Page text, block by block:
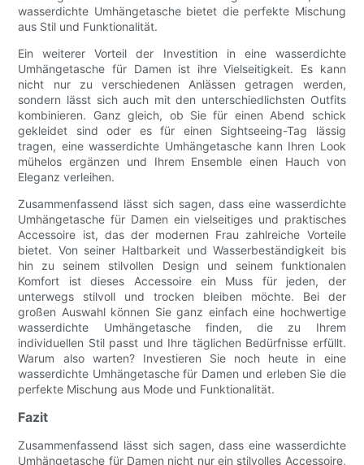
wasserdichte Umhängetasche bietet die perfekte Mischung
aus Stil und Funktionalität.
Ein weiterer Vorteil der Investition in eine wasserdichte
Umhängetasche für Damen ist ihre Vielseitigkeit. Es kann
nicht nur zu verschiedenen Anlässen getragen werden,
sondern lässt sich auch mit den unterschiedlichsten Outfits
kombinieren. Ganz gleich, ob Sie für einen Abend schick
gekleidet sind oder es für einen Sightseeing-Tag lässig
tragen, eine wasserdichte Umhängetasche kann Ihren Look
mühelos ergänzen und Ihrem Ensemble einen Hauch von
Eleganz verleihen.
Zusammenfassend lässt sich sagen, dass eine wasserdichte
Umhängetasche für Damen ein vielseitiges und praktisches
Accessoire ist, das der modernen Frau zahlreiche Vorteile
bietet. Von seiner Haltbarkeit und Wasserbeständigkeit bis
hin zu seinem stilvollen Design und seinem funktionalen
Komfort ist dieses Accessoire ein Muss für jeden, der
unterwegs stilvoll und trocken bleiben möchte. Bei der
großen Auswahl können Sie ganz einfach eine hochwertige
wasserdichte Umhängetasche finden, die zu Ihrem
individuellen Stil passt und Ihre täglichen Bedürfnisse erfüllt.
Warum also warten? Investieren Sie noch heute in eine
wasserdichte Umhängetasche für Damen und erleben Sie die
perfekte Mischung aus Mode und Funktionalität.
Fazit
Zusammenfassend lässt sich sagen, dass eine wasserdichte
Umhängetasche für Damen nicht nur ein stilvolles Accessoire,